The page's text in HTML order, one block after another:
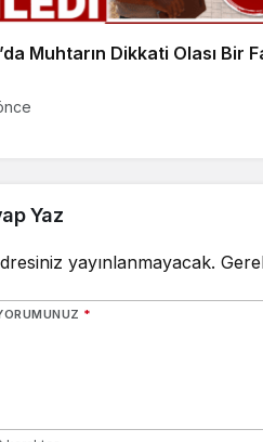
Muhtarın Dikkati Olası Bir
Yaz
yayınlanmayacak.
*